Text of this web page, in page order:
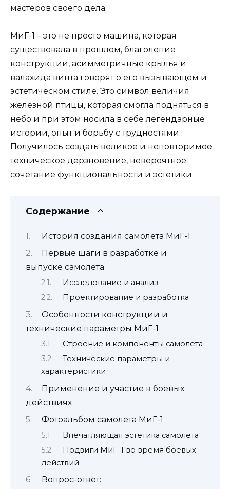
мастеров своего дела.
МиГ-1 – это не просто машина, которая
существовала в прошлом, благолепие
конструкции, асимметричные крылья и
валахида винта говорят о его вызывающем и
эстетическом стиле. Это символ величия
железной птицы, которая смогла подняться в
небо и при этом носила в себе легендарные
истории, опыт и борьбу с трудностями.
Получилось создать великое и неповторимое
техническое дерзновение, невероятное
сочетание функциональности и эстетики.
Содержание
История создания самолета МиГ-1
Первые шаги в разработке и
выпуске самолета
Исследование и анализ
Проектирование и разработка
Особенности конструкции и
технические параметры МиГ-1
Строение и компоненты самолета
Технические параметры и
характеристики
Применение и участие в боевых
действиях
Фотоальбом самолета МиГ-1
Впечатляющая эстетика самолета
Подвиги МиГ-1 во время боевых
действий
Вопрос-ответ: